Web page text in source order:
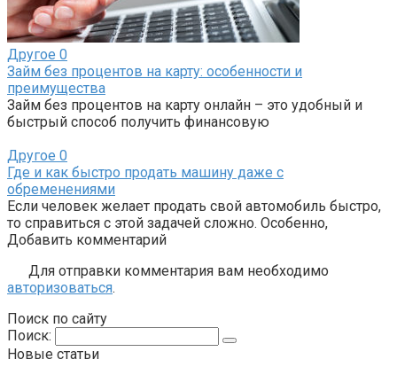
Другое 0
Займ без процентов на карту: особенности и
преимущества
Займ без процентов на карту онлайн – это удобный и
быстрый способ получить финансовую
Другое 0
Где и как быстро продать машину даже с
обременениями
Если человек желает продать свой автомобиль быстро,
то справиться с этой задачей сложно. Особенно,
Добавить комментарий
Для отправки комментария вам необходимо
авторизоваться.
Поиск по сайту
Поиск:
Новые статьи